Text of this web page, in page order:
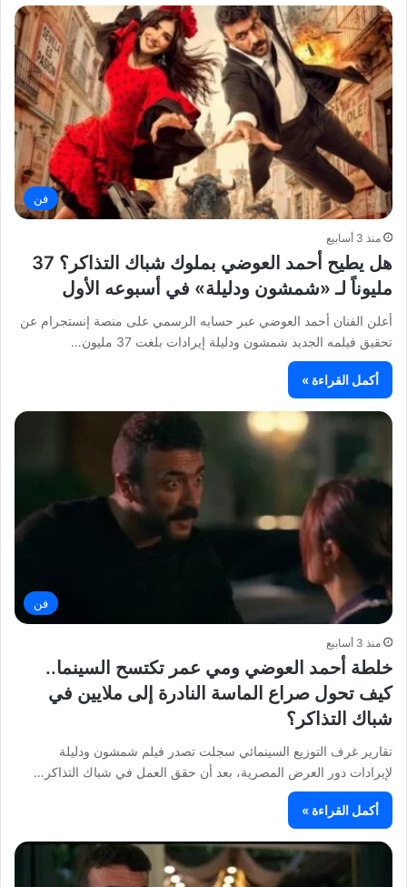
فن
منذ 3 أسابيع
هل يطيح أحمد العوضي بملوك شباك التذاكر؟ 37
مليوناً لـ «شمشون ودليلة» في أسبوعه الأول
أعلن الفنان أحمد العوضي عبر حسابه الرسمي على منصة إنستجرام عن
تحقيق فيلمه الجديد شمشون ودليلة إيرادات بلغت 37 مليون…
أكمل القراءة »
فن
منذ 3 أسابيع
خلطة أحمد العوضي ومي عمر تكتسح السينما..
كيف تحول صراع الماسة النادرة إلى ملايين في
شباك التذاكر؟
تقارير غرف التوزيع السينمائي سجلت تصدر فيلم شمشون ودليلة
لإيرادات دور العرض المصرية، بعد أن حقق العمل في شباك التذاكر…
أكمل القراءة »